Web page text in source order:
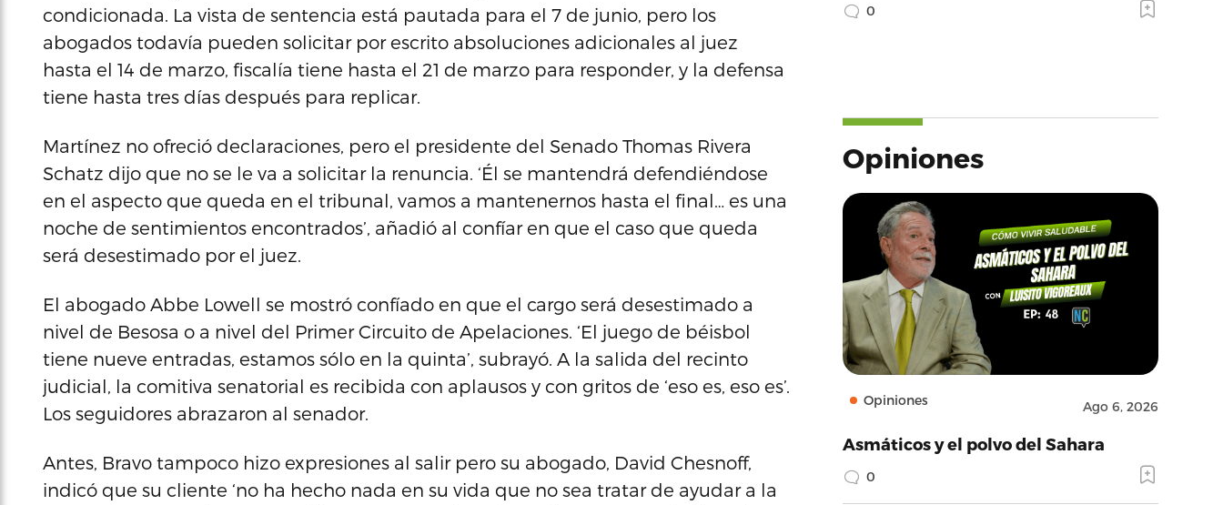
condicionada. La vista de sentencia está pautada para el 7 de junio, pero los
abogados todavía pueden solicitar por escrito absoluciones adicionales al juez
hasta el 14 de marzo, fiscalía tiene hasta el 21 de marzo para responder, y la defensa
tiene hasta tres días después para replicar.
Martínez no ofreció declaraciones, pero el presidente del Senado Thomas Rivera
Schatz dijo que no se le va a solicitar la renuncia. ‘Él se mantendrá defendiéndose
en el aspecto que queda en el tribunal, vamos a mantenernos hasta el final… es una
noche de sentimientos encontrados’, añadió al confíar en que el caso que queda
será desestimado por el juez.
El abogado Abbe Lowell se mostró confíado en que el cargo será desestimado a
nivel de Besosa o a nivel del Primer Circuito de Apelaciones. ‘El juego de béisbol
tiene nueve entradas, estamos sólo en la quinta’, subrayó. A la salida del recinto
judicial, la comitiva senatorial es recibida con aplausos y con gritos de ‘eso es, eso es’.
Los seguidores abrazaron al senador.
Antes, Bravo tampoco hizo expresiones al salir pero su abogado, David Chesnoff,
indicó que su cliente ‘no ha hecho nada en su vida que no sea tratar de ayudar a la
0
Opiniones
Opiniones Ago 6, 2026
Asmáticos y el polvo del Sahara
0